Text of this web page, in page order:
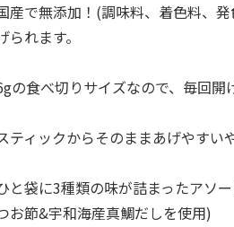
産で無添加！(調味料、着色料、
られます。
の食べ切りサイズなので、毎回開
ティックからそのままあげやすい
と袋に3種類の味が詰まったアソ
お節&宇和海産真鯛だしを使用)